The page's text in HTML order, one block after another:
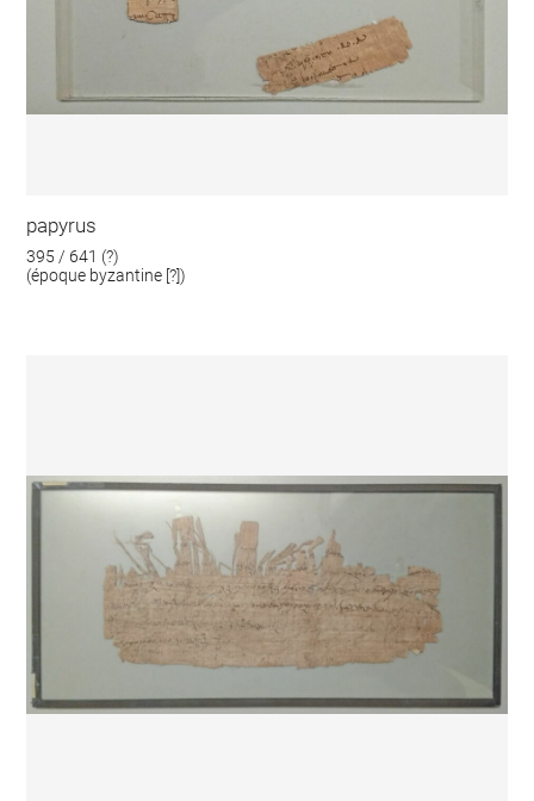
papyrus
395 / 641 (?)
(époque byzantine [?])